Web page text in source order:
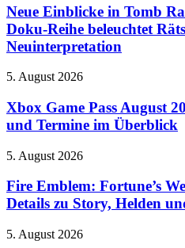
Teaser
zur
Vorgeschichte
der
Kultserie
in
Tomb
Raider:
Legacy
Atlantis
Doku-
Reihe
Rätsel-
Design
der
Neuinterpretation
Neue Einblicke in Tomb
Doku-Reihe beleuchtet
Neuinterpretation
Xbox
Pass
August
2026:
neuen
und
Termine
Überblick
5. August 2026
Xbox Game Pass August
und Termine im Überblick
Fire
Fortune’s
Weave
Direct
neue
5. August 2026
Fire Emblem: Fortune’s
Details zu Story, Helden
Warhammer
5. August 2026